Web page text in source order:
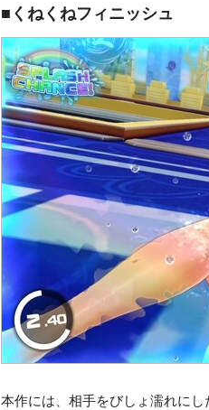
■くねくねフィニッシュ
本作には、相手をびしょ濡れに